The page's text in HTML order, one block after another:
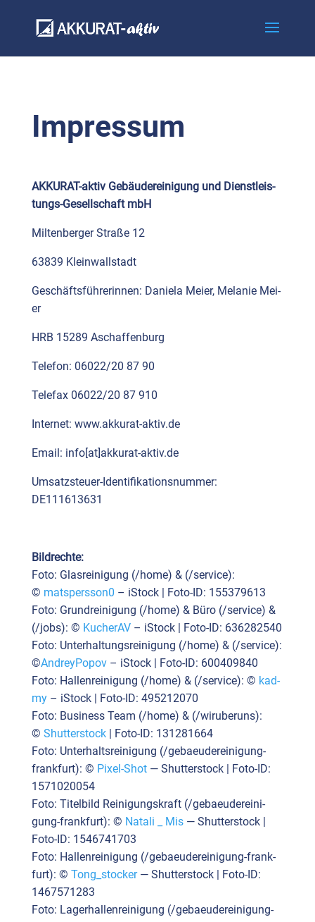
Impres­sum
AKKU­RAT-aktiv Gebäu­de­rei­ni­gung und Dienst­leis­
tungs-Gesell­schaft mbH
Mil­ten­ber­ger Stra­ße 12
63839 Klein­wall­stadt
Geschäfts­füh­re­rin­nen: Danie­la Mei­er, Mela­nie Mei­
er
HRB 15289 Aschaf­fen­burg
Tele­fon: 06022/20 87 90
Tele­fax 06022/20 87 910
Inter­net: www.akkurat-aktiv.de
Email: info[at]akkurat-aktiv.de
Umsatz­steu­er-Iden­ti­fi­ka­ti­ons­num­mer:
DE111613631
Bild­rech­te:
Foto: Glas­rei­ni­gung (/home) & (/service):
© matspersson0 – iStock | Foto-ID: 155379613
Foto: Grund­rei­ni­gung (/home) & Büro (/service) &
(/jobs): © Kucher­AV– iStock | Foto-ID: 636282540
Foto: Unter­hal­tungs­rei­ni­gung (/home) & (/service):
©Andrey­Po­pov– iStock | Foto-ID: 600409840
Foto: Hal­len­rei­ni­gung (/home) & (/service): © kad­
my– iStock | Foto-ID: 495212070
Foto: Busi­ness Team (/home) & (/wiruberuns):
© Shut­ter­stock| Foto-ID: 131281664
Foto: Unter­halts­rei­ni­gung (/ge­baeu­de­rei­ni­gung-
frank­furt): © Pixel-Shot— Shut­ter­stock | Foto-ID:
1571020054
Foto: Titel­bild Rei­ni­gungs­kraft (/ge­baeu­de­rei­ni­
gung-frank­furt): © Nata­li _ Mis— Shut­ter­stock |
Foto-ID: 1546741703
Foto: Hal­len­rei­ni­gung (/ge­baeu­de­rei­ni­gung-frank­
furt): © Tong_stocker— Shut­ter­stock | Foto-ID:
1467571283
Foto: Lager­hal­len­rei­ni­gung (/ge­baeu­de­rei­ni­gung-